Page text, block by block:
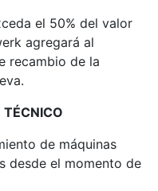
el 50% del valor
agregará al
recambio de la
TÉCNICO
de máquinas
desde el momento de